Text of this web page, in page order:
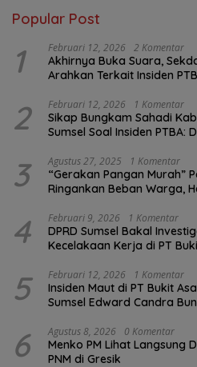
Popular Post
1 Februari 12, 2026 2 Komentar
Akhirnya Buka Suara,
Arahkan Terkait Insiden
2 Februari 12, 2026 1 Komentar
Sikap Bungkam Sahadi
Sumsel Soal Insiden PTBA:
3 Agustus 27, 2025 1 Komentar
“Gerakan Pangan Murah”
Ringankan Beban Warga,
4 Februari 9, 2026 1 Komentar
DPRD Sumsel Bakal
Kecelakaan Kerja di PT
5 Februari 12, 2026 1 Komentar
Insiden Maut di PT Bukit
Sumsel Edward Candra
6 Agustus 8, 2026 0 Komentar
Menko PM Lihat Langsung
PNM di Gresik